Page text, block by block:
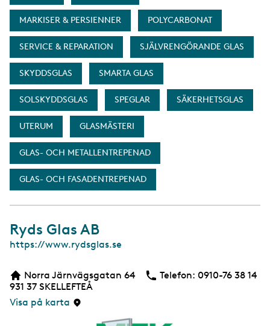
MARKISER & PERSIENNER POLYCARBONAT
SERVICE & REPARATION SJÄLVRENGÖRANDE GLAS
SKYDDSGLAS SMARTA GLAS
SOLSKYDDSGLAS SPEGLAR SÄKERHETSGLAS
UTERUM GLASMÄSTERI
GLAS- OCH METALLENTREPENAD
GLAS- OCH FASADENTREPENAD
Ryds Glas AB
W
b
s
i
https://www.rydsglas.se
Norra Järnvägsgatan 64
931 37 SKELLEFTEÅ
Visa på karta
Telefon: Telefon
0910-76 38 14